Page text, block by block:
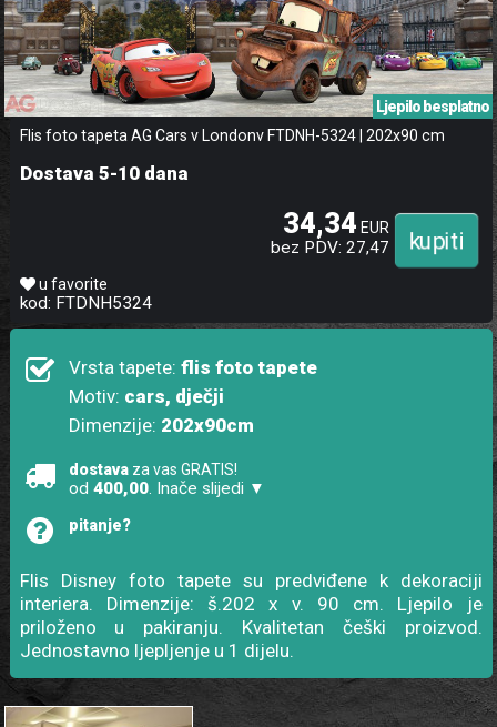
Flis foto tapeta AG Cars v Londonv FTDNH-5324 | 202x90 cm
Ljepilo besplatno
Dostava 5-10 dana
34,34 EUR
bez PDV: 27,47
u favorite
kod: FTDNH5324
Vrsta tapete:flis foto tapete
Motiv: cars, dječji
Dimenzije: 202x90cm
dostava za vas GRATIS!
od400,00. Inače slijedi ▼
pitanje?
Flis Disney foto tapete su predviđene k dekoraciji
interiera. Dimenzije: š.202 x v. 90 cm. Ljepilo je
priloženo u pakiranju. Kvalitetan češki proizvod.
Jednostavno ljepljenje u 1 dijelu.